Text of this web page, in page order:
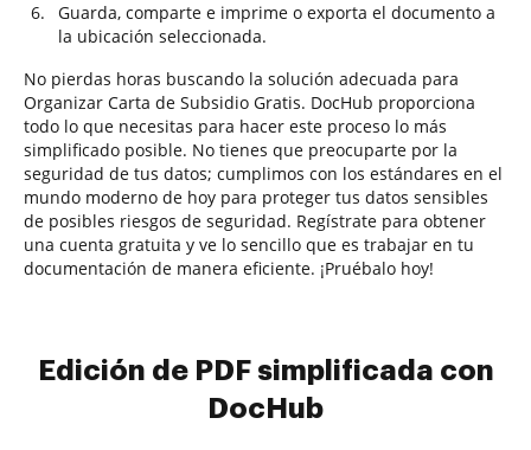
Guarda, comparte e imprime o exporta el documento a
la ubicación seleccionada.
No pierdas horas buscando la solución adecuada para
Organizar Carta de Subsidio Gratis. DocHub proporciona
todo lo que necesitas para hacer este proceso lo más
simplificado posible. No tienes que preocuparte por la
seguridad de tus datos; cumplimos con los estándares en el
mundo moderno de hoy para proteger tus datos sensibles
de posibles riesgos de seguridad. Regístrate para obtener
una cuenta gratuita y ve lo sencillo que es trabajar en tu
documentación de manera eficiente. ¡Pruébalo hoy!
Edición de PDF simplificada con
DocHub